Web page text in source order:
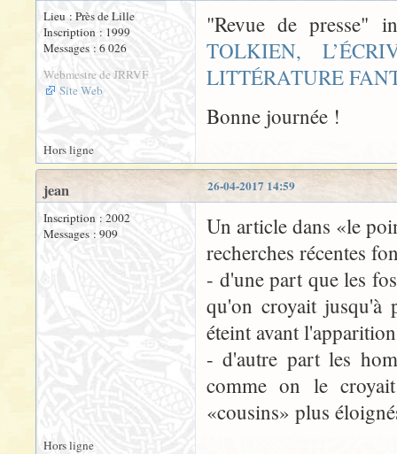
Lieu : Près de Lille
Inscription : 1999
Messages : 6 026
Webmestre de JRRVF
Site Web
"Revue de presse"
TOLKIEN,
LITTÉRATURE
Bonne journée !
Hors ligne
26-04-2017 14:59
jean
Inscription : 2002
Messages : 909
Un article dans «le
recherches récentes
- d'une part que les
qu'on croyait jusqu'à
éteint avant
- d'autre part les
comme on le
«cousins» plus
Hors ligne